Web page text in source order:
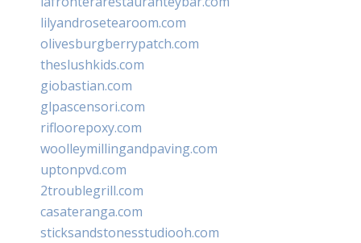
lilyandrosetearoom.com
olivesburgberrypatch.com
theslushkids.com
giobastian.com
glpascensori.com
rifloorepoxy.com
woolleymillingandpaving.com
uptonpvd.com
2troublegrill.com
casateranga.com
sticksandstonesstudiooh.com